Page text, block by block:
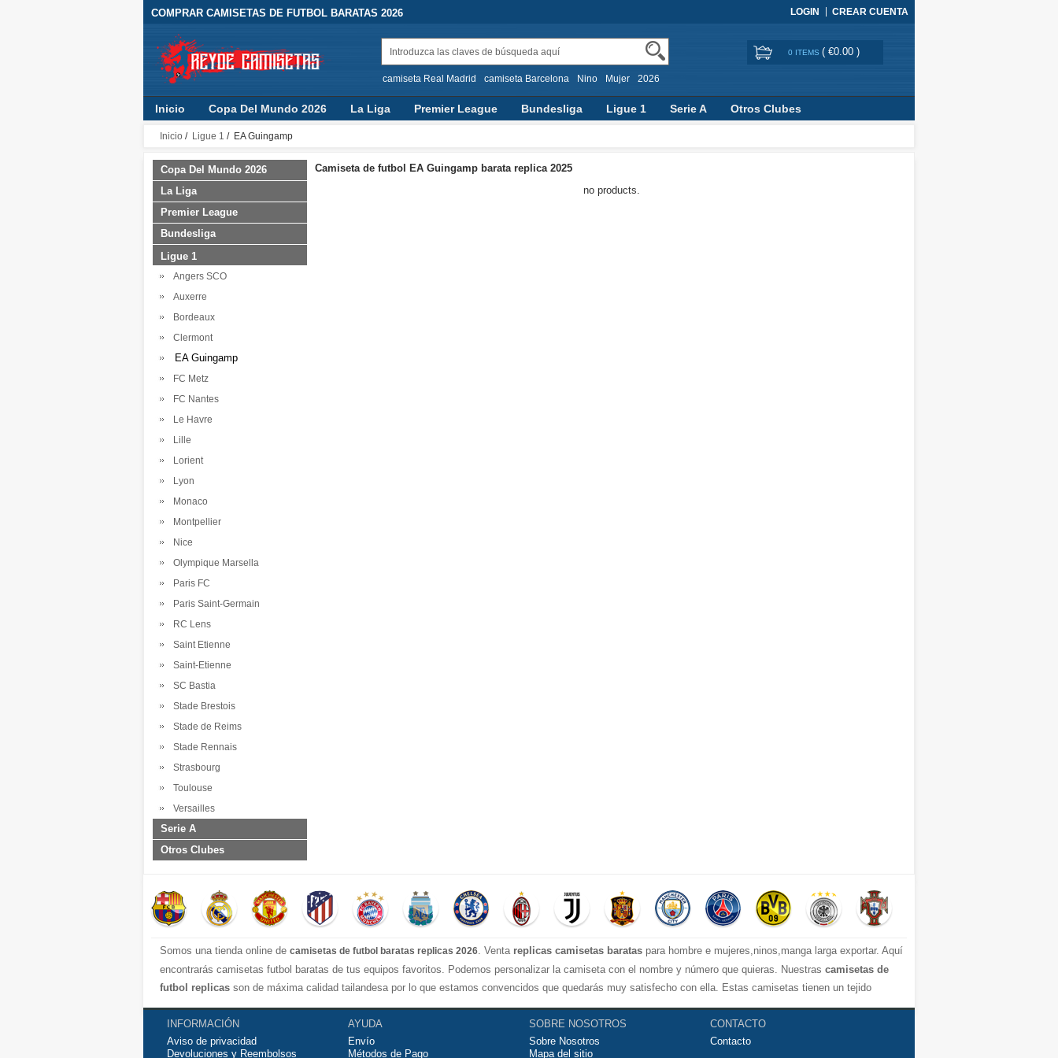
COMPRAR CAMISETAS DE FUTBOL BARATAS 2026 LOGIN CREAR CUENTA
camiseta Real Madrid camiseta Barcelona Nino Mujer 2026
0 ITEMS ( €0.00 )
Inicio Copa Del Mundo 2026 La Liga Premier League Bundesliga Ligue 1 Serie A Otros Clubes
Inicio / Ligue 1 / EA Guingamp
Copa Del Mundo 2026
La Liga
Premier League
Bundesliga
Ligue 1
Angers SCO
Auxerre
Bordeaux
Clermont
EA Guingamp
FC Metz
FC Nantes
Le Havre
Lille
Lorient
Lyon
Monaco
Montpellier
Nice
Olympique Marsella
Paris FC
Paris Saint-Germain
RC Lens
Saint Etienne
Saint-Etienne
SC Bastia
Stade Brestois
Stade de Reims
Stade Rennais
Strasbourg
Toulouse
Versailles
Serie A
Otros Clubes
Camiseta de futbol EA Guingamp barata replica 2025
no products.
Somos una tienda online de camisetas de futbol baratas replicas 2026. Venta replicas camisetas baratas para hombre e mujeres,ninos,manga larga exportar. Aquí
encontrarás camisetas futbol baratas de tus equipos favoritos. Podemos personalizar la camiseta con el nombre y número que quieras. Nuestras camisetas de
futbol replicas son de máxima calidad tailandesa por lo que estamos convencidos que quedarás muy satisfecho con ella. Estas camisetas tienen un tejido
transpirable por lo que te servirán para jugar al fútbol o simplemente para animar a tu equipo favorito. Si no disponinemos de la camiseta de fútbol que necesites
contáctanos y haremos lo posible para conseguirtela lo más barata posible.
INFORMACIÓN
Aviso de privacidad
Devoluciones y Reembolsos
AYUDA
Envío
Métodos de Pago
SOBRE NOSOTROS
Sobre Nosotros
Mapa del sitio
CONTACTO
Contacto